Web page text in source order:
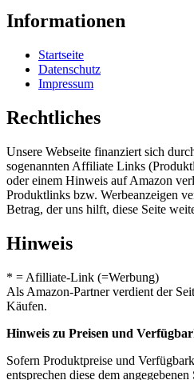
Informationen
Startseite
Datenschutz
Impressum
Rechtliches
Unsere Webseite finanziert sich
sogenannten Affiliate Links
oder einem Hinweis auf Amazon
Produktlinks bzw. Werbeanzeigen
Betrag, der uns hilft, diese Seite
Hinweis
* = Afilliate-Link (=Werbung)
Als Amazon-Partner verdient der
Käufen.
Hinweis zu Preisen und
Sofern Produktpreise und
entsprechen diese dem